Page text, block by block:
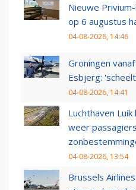
Nieuwe
op 6 augustus
04-08-2026, 14:46
Groningen
Esbjerg:
04-08-2026, 14:41
Luchthaven
weer
04-08-2026, 13:54
Brussels